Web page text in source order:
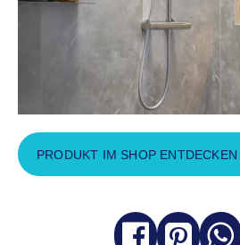
PRODUKT IM SHOP ENTDECKEN